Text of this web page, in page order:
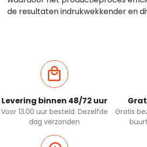
de resultaten indrukwekkender en
Levering binnen 48/72 uur
Voor 13.00 uur besteld. Dezelfde
dag verzonden
Gratis